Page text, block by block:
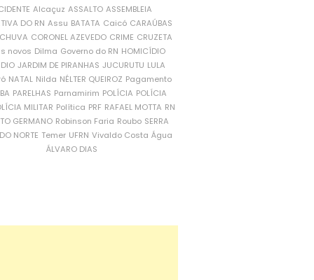
Alcaçuz ASSALTO ASSEMBLEIA
DO RN Assu BATATA Caicó CARAÚBAS
CORONEL AZEVEDO CRIME CRUZETA
novos Dilma Governo do RN HOMICÍDIO
JARDIM DE PIRANHAS JUCURUTU LULA
NATAL Nilda NÉLTER QUEIROZ Pagamento
PARELHAS Parnamirim POLÍCIA POLÍCIA
MILITAR Política PRF RAFAEL MOTTA RN
GERMANO Robinson Faria Roubo SERRA
NORTE Temer UFRN Vivaldo Costa Água
ÁLVARO DIAS